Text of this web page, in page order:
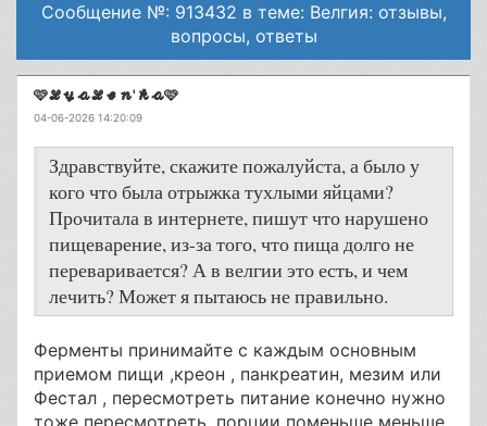
Сообщение №: 913432 в теме: Велгия: отзывы,
вопросы, ответы
🩷𝓛𝔂𝓪𝓛𝓮𝓷'𝓴𝓪🩷
04-06-2026 14:20:09
Здравствуйте, скажите пожалуйста, а было у
кого что была отрыжка тухлыми яйцами?
Прочитала в интернете, пишут что нарушено
пищеварение, из-за того, что пища долго не
переваривается? А в велгии это есть, и чем
лечить? Может я пытаюсь не правильно.
Ферменты принимайте с каждым основным
приемом пищи ,креон , панкреатин, мезим или
Фестал , пересмотреть питание конечно нужно
тоже пересмотреть, порции поменьше меньше